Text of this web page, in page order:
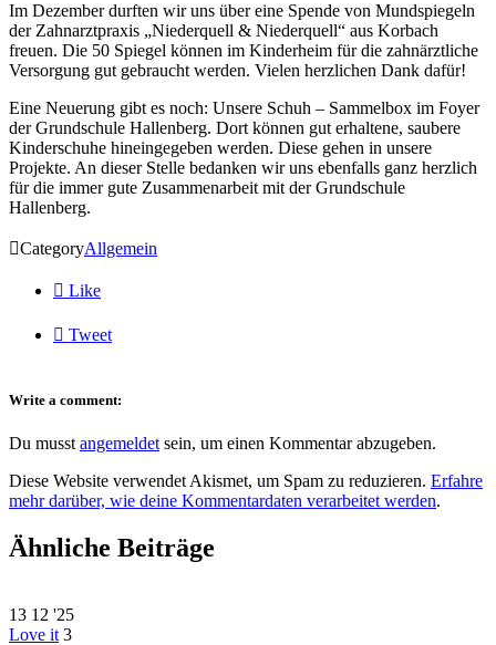
Im Dezember durften wir uns über eine Spende von Mundspiegeln
der Zahnarztpraxis „Niederquell & Niederquell“ aus Korbach
freuen. Die 50 Spiegel können im Kinderheim für die zahnärztliche
Versorgung gut gebraucht werden. Vielen herzlichen Dank dafür!
Eine Neuerung gibt es noch: Unsere Schuh – Sammelbox im Foyer
der Grundschule Hallenberg. Dort können gut erhaltene, saubere
Kinderschuhe hineingegeben werden. Diese gehen in unsere
Projekte. An dieser Stelle bedanken wir uns ebenfalls ganz herzlich
für die immer gute Zusammenarbeit mit der Grundschule
Hallenberg.
CategoryAllgemein
 Like
 Tweet
Write a comment:
Du musst angemeldet sein, um einen Kommentar abzugeben.
Diese Website verwendet Akismet, um Spam zu reduzieren. Erfahre
mehr darüber, wie deine Kommentardaten verarbeitet werden.
Ähnliche Beiträge
13 12 '25
Love it 3